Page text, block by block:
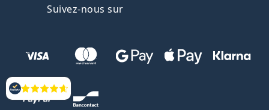
Évaluation
Suivez-nous sur